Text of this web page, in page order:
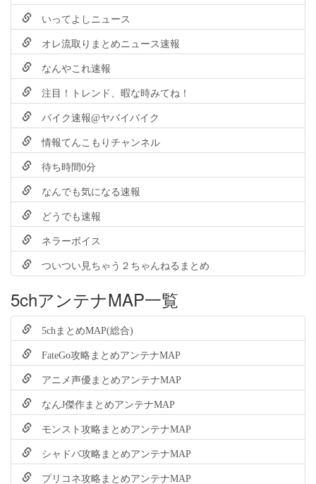
いってよしニュース
オレ流取りまとめニュース速報
なんやこれ速報
注目！トレンド、暇な時みてね！
バイク速報@ヤバイバイク
情報てんこもりチャンネル
待ち時間0分
なんでも気になる速報
どうでも速報
ネラーボイス
ついつい見ちゃう２ちゃんねるまとめ
5chアンテナMAP一覧
5chまとめMAP(総合)
FateGo攻略まとめアンテナMAP
アニメ声優まとめアンテナMAP
なんJ傑作まとめアンテナMAP
モンスト攻略まとめアンテナMAP
シャドバ攻略まとめアンテナMAP
プリコネ攻略まとめアンテナMAP